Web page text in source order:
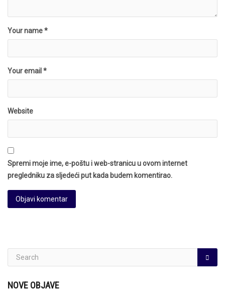
Your name *
Your email *
Website
Spremi moje ime, e-poštu i web-stranicu u ovom internet
pregledniku za sljedeći put kada budem komentirao.
NOVE OBJAVE